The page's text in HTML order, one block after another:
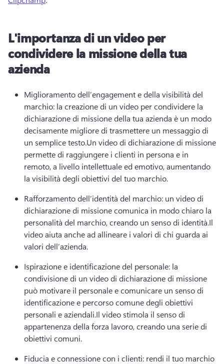
L'importanza di un video per
condividere la missione della tua
azienda
Miglioramento dell’engagement e della visibilità del
marchio: la creazione di un video per condividere la
dichiarazione di missione della tua azienda è un modo
decisamente migliore di trasmettere un messaggio di
un semplice testo.Un video di dichiarazione di missione
permette di raggiungere i clienti in persona e in
remoto, a livello intellettuale ed emotivo, aumentando
la visibilità degli obiettivi del tuo marchio.
Rafforzamento dell’identità del marchio: un video di
dichiarazione di missione comunica in modo chiaro la
personalità del marchio, creando un senso di identità.Il
video aiuta anche ad allineare i valori di chi guarda ai
valori dell’azienda.
Ispirazione e identificazione del personale: la
condivisione di un video di dichiarazione di missione
può motivare il personale e comunicare un senso di
identificazione e percorso comune degli obiettivi
personali e aziendali.Il video stimola il senso di
appartenenza della forza lavoro, creando una serie di
obiettivi comuni.
Fiducia e connessione con i clienti: rendi il tuo marchio